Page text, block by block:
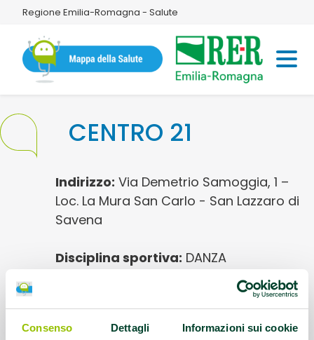
Consenso Dettagli Informazioni sui cookie
Regione Emilia-Romagna - Salute
CENTRO 21
Indirizzo: Via Demetrio Samoggia, 1 –
Loc. La Mura San Carlo - San Lazzaro di
Savena
Disciplina sportiva: DANZA
Annamaria Poliscala
Contatti:Tel. 3383661026 - 0516271606 -